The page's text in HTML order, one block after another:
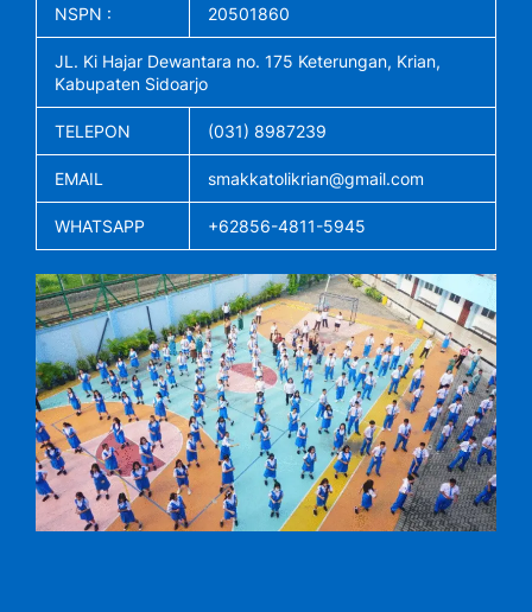
NSPN : 20501860
JL. Ki Hajar Dewantara no. 175 Keterungan, Krian,
Kabupaten Sidoarjo
TELEPON (031) 8987239
EMAIL smakkatolikrian@gmail.com
WHATSAPP +62856-4811-5945